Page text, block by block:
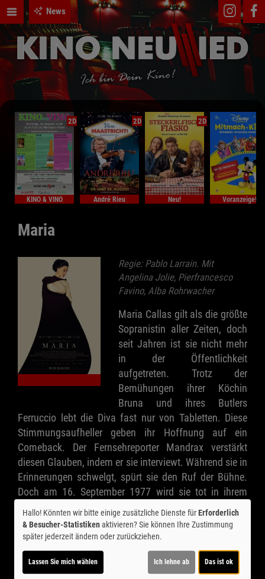
News
2D
KINO & VINO
2D
André Rieu
2D
Neu! Voranzeige!
Maria
Regie: Pablo Larrain. Mit
Angelina Jolie, Pierfrancesco
Favino, Alba Rohrwacher
Maria Callas gilt als die größte
Sopranistin aller Zeiten, doch
seit Jahren ist sie nicht mehr
in der Öffentlichkeit
aufgetreten. Trotz der
Bemühungen ihrer Köchin
Bruna und ihres Butlers
Ferruccio lebt die Diva fast nur von Tabletten. Diese
Stimmungsaufheller geben ihr Hoffnung auf ein
Comeback. Der Fernsehreporter Mandrax verstärkt
diesen Glauben, indem er sie interviewt. Während sie in
Erinnerungen schwelgt, spürt sie den Ruf der Bühne.
Doch am 16. September 1977 wird sie tot in ihrem
Pariser Apartment gefunden.
Ticket-Alarm
Hallo! Könnten wir bitte einige zusätzliche Dienste fürErforderlich
& Besucher-Statistikenaktivieren? Sie können Ihre Zustimmung
später jederzeit ändern oder zurückziehen.
Lassen Sie mich wählen Ich lehne ab Das ist ok